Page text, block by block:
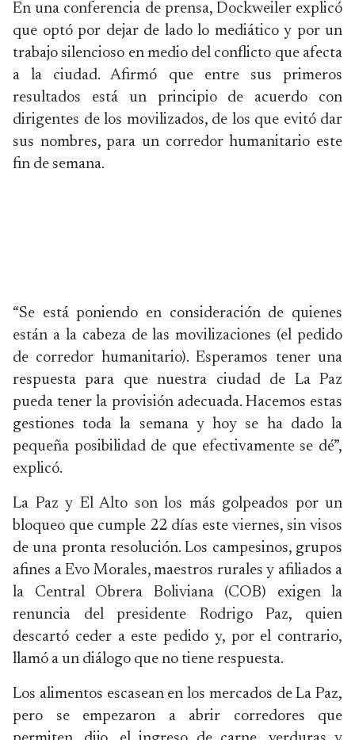
En una conferencia de prensa, Dockweiler explicó
que optó por dejar de lado lo mediático y por un
trabajo silencioso en medio del conflicto que afecta
a la ciudad. Afirmó que entre sus primeros
resultados está un principio de acuerdo con
dirigentes de los movilizados, de los que evitó dar
sus nombres, para un corredor humanitario este
fin de semana.
“Se está poniendo en consideración de quienes
están a la cabeza de las movilizaciones (el pedido
de corredor humanitario). Esperamos tener una
respuesta para que nuestra ciudad de La Paz
pueda tener la provisión adecuada. Hacemos estas
gestiones toda la semana y hoy se ha dado la
pequeña posibilidad de que efectivamente se dé”,
explicó.
La Paz y El Alto son los más golpeados por un
bloqueo que cumple 22 días este viernes, sin visos
de una pronta resolución. Los campesinos, grupos
afines a Evo Morales, maestros rurales y afiliados a
la Central Obrera Boliviana (COB) exigen la
renuncia del presidente Rodrigo Paz, quien
descartó ceder a este pedido y, por el contrario,
llamó a un diálogo que no tiene respuesta.
Los alimentos escasean en los mercados de La Paz,
pero se empezaron a abrir corredores que